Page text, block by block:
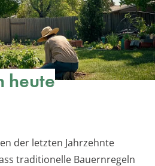
heute
der letzten Jahrzehnte
traditionelle Bauernregeln